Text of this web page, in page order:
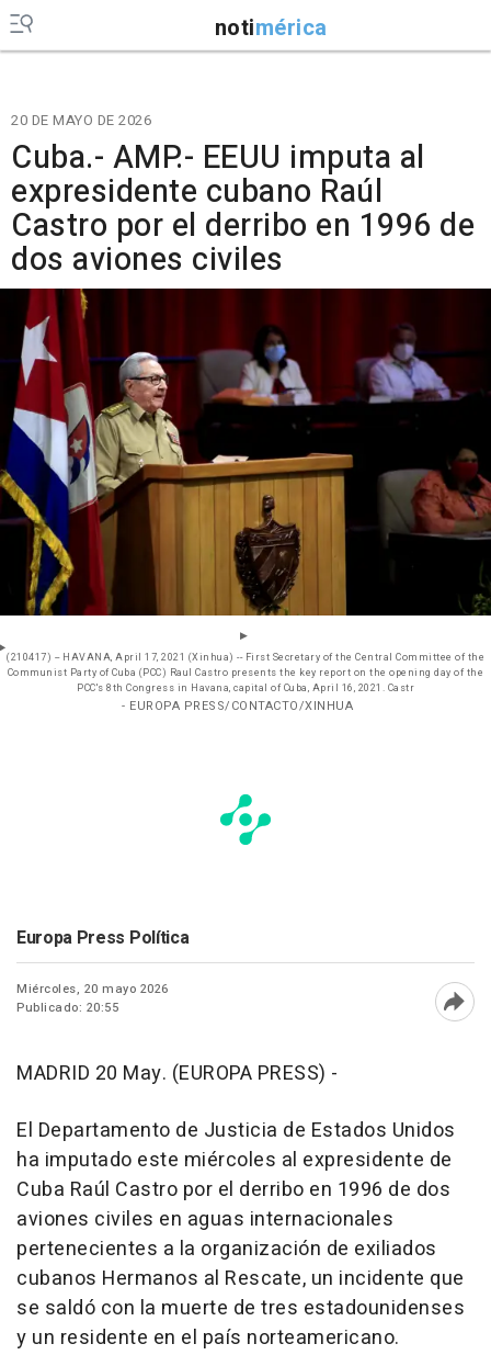
notimérica
20 DE MAYO DE 2026
Cuba.- AMP.- EEUU imputa al
expresidente cubano Raúl
Castro por el derribo en 1996 de
dos aviones civiles
(210417) -- HAVANA, April 17, 2021 (Xinhua) -- First Secretary of the Central Committee of the
Communist Party of Cuba (PCC) Raul Castro presents the key report on the opening day of the
PCC's 8th Congress in Havana, capital of Cuba, April 16, 2021. Castr
- EUROPA PRESS/CONTACTO/XINHUA
Europa Press Política
Miércoles, 20 mayo 2026
Publicado: 20:55
MADRID 20 May. (EUROPA PRESS) -
El Departamento de Justicia de Estados Unidos
ha imputado este miércoles al expresidente de
Cuba Raúl Castro por el derribo en 1996 de dos
aviones civiles en aguas internacionales
pertenecientes a la organización de exiliados
cubanos Hermanos al Rescate, un incidente que
se saldó con la muerte de tres estadounidenses
y un residente en el país norteamericano.